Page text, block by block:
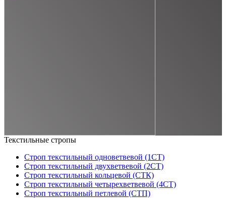
Текстильные стропы
Строп текстильный одноветвевой (1СТ)
Строп текстильный двухветвевой (2СТ)
Строп текстильный кольцевой (СТК)
Строп текстильный четырехветвевой (4СТ)
Строп текстильный петлевой (СТП)